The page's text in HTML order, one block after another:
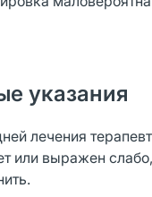
указания
лечения
или выражен